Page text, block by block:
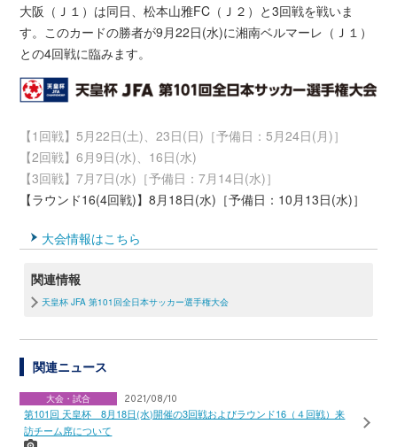
大阪（Ｊ１）は同日、松本山雅FC（Ｊ２）と3回戦を戦いま
す。このカードの勝者が9月22日(水)に湘南ベルマーレ（Ｊ１）
との4回戦に臨みます。
【1回戦】5月22日(土)、23日(日)［予備日：5月24日(月)］
【2回戦】6月9日(水)、16日(水)
【3回戦】7月7日(水)［予備日：7月14日(水)］
【ラウンド16(4回戦)】8月18日(水)［予備日：10月13日(水)］
大会情報はこちら
関連情報
天皇杯 JFA 第101回全日本サッカー選手権大会
関連ニュース
大会・試合 2021/08/10
第101回 天皇杯 8月18日(水)開催の3回戦およびラウンド16（４回戦）来
訪チーム席について